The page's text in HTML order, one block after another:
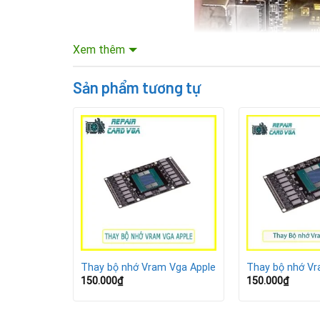
Mục lục nội dung
VRAM (Video RAM) là bộ nhớ đồ họa chuyên
Xem thêm
Sản phẩm tương tự
Thay bộ nhớ Vram Vga Apple
150.000₫
Thay bộ nhớ
150.000₫